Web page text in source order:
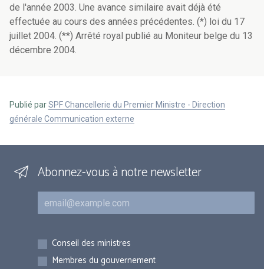
de l'année 2003. Une avance similaire avait déjà été
effectuée au cours des années précédentes. (*) loi du 17
juillet 2004. (**) Arrêté royal publié au Moniteur belge du 13
décembre 2004.
Publié parSPF Chancellerie du Premier Ministre - Direction
générale Communication externe
Abonnez-vous à notre newsletter
Courriel
Inscriptions
Conseil des ministres
Membres du gouvernement